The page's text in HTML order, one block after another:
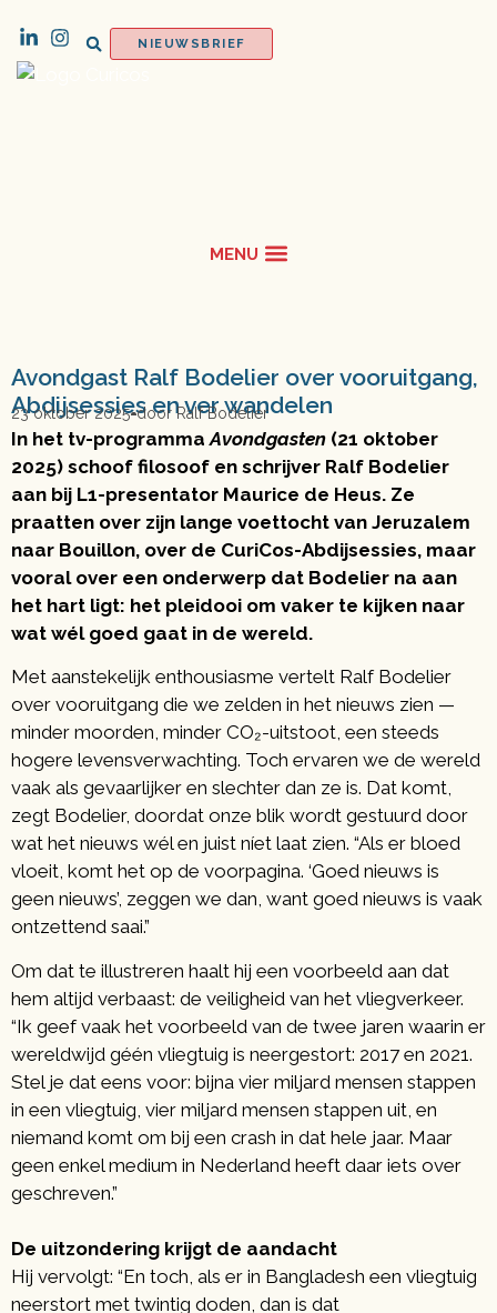
NIEUWSBRIEF
Avondgast Ralf Bodelier over vooruitgang,
Abdijsessies en ver wandelen
23 oktober 2025 doorRalf Bodelier
In het tv-programmaAvondgasten (21 oktober
2025) schoof filosoof en schrijver Ralf Bodelier
aan bij L1-presentator Maurice de Heus. Ze
praatten over zijn lange voettocht van Jeruzalem
naar Bouillon, over de CuriCos-Abdijsessies, maar
vooral over een onderwerp dat Bodelier na aan
het hart ligt: het pleidooi om vaker te kijken naar
wat wél goed gaat in de wereld.
Met aanstekelijk enthousiasme vertelt Ralf Bodelier
over vooruitgang die we zelden in het nieuws zien —
minder moorden, minder CO₂-uitstoot, een steeds
hogere levensverwachting. Toch ervaren we de wereld
vaak als gevaarlijker en slechter dan ze is. Dat komt,
zegt Bodelier, doordat onze blik wordt gestuurd door
wat het nieuws wél en juist níet laat zien. “Als er bloed
vloeit, komt het op de voorpagina. ‘Goed nieuws is
geen nieuws’, zeggen we dan, want goed nieuws is vaak
ontzettend saai.”
Om dat te illustreren haalt hij een voorbeeld aan dat
hem altijd verbaast: de veiligheid van het vliegverkeer.
“Ik geef vaak het voorbeeld van de twee jaren waarin er
wereldwijd géén vliegtuig is neergestort: 2017 en 2021.
Stel je dat eens voor: bijna vier miljard mensen stappen
in een vliegtuig, vier miljard mensen stappen uit, en
niemand komt om bij een crash in dat hele jaar. Maar
geen enkel medium in Nederland heeft daar iets over
geschreven.”
De uitzondering krijgt de aandacht
Hij vervolgt: “En toch, als er in Bangladesh een vliegtuig
neerstort met twintig doden, dan is dat